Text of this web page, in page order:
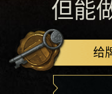
但能
给